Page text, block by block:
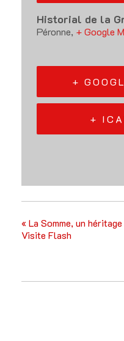
Historial de la
Péronne, + Google
+
+
«La Somme, un
Visite Flash